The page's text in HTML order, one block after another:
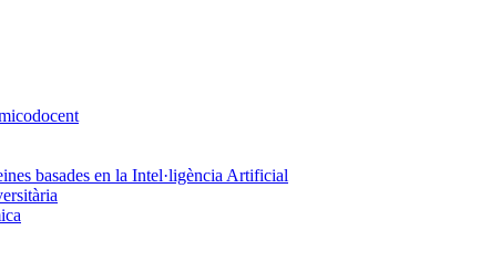
basades en la Intel·ligència Artificial